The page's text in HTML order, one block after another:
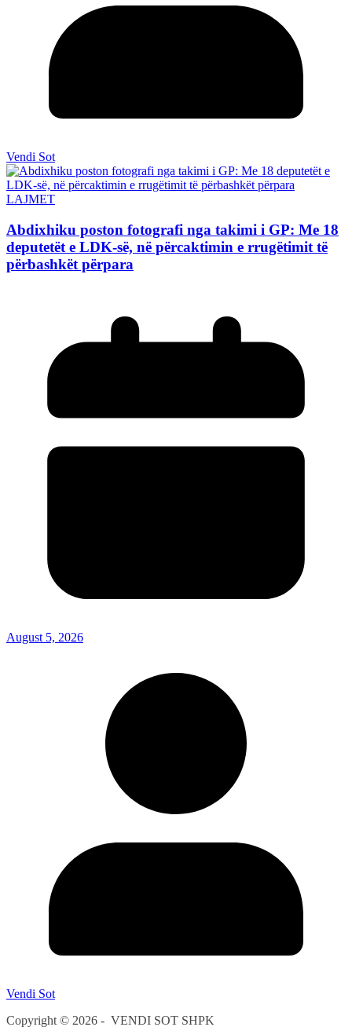
Vendi Sot
LAJMET
Abdixhiku poston fotografi nga takimi i GP: Me 18
deputetët e LDK-së, në përcaktimin e rrugëtimit të
përbashkët përpara
August 5, 2026
Vendi Sot
Copyright © 2026 - VENDI SOT SHPK